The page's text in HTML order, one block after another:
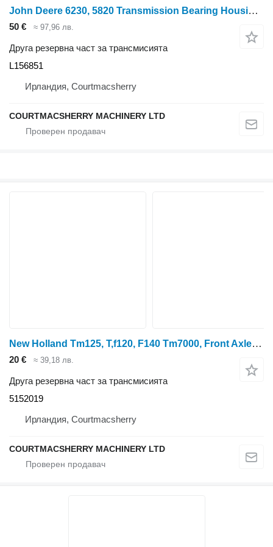
John Deere 6230, 5820 Transmission Bearing Housing L156851
50 € ≈ 97,96 лв.
Друга резервна част за трансмисията
L156851
Ирландия, Courtmacsherry
COURTMACSHERRY MACHINERY LTD
New Holland Tm125, T,f120, F140 Tm7000, Front Axle Clutch Gard 5152019
20 € ≈ 39,18 лв.
Друга резервна част за трансмисията
5152019
Ирландия, Courtmacsherry
COURTMACSHERRY MACHINERY LTD